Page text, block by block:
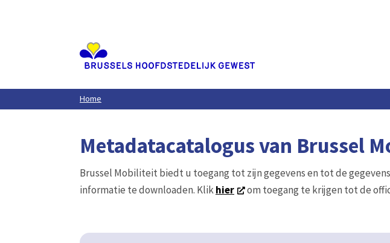
Home
Metadatacatalogus van Brussel
Brussel Mobiliteit biedt u toegang tot zijn gegevens en tot de
informatie te downloaden. Klikhier om toegang te krijgen tot de